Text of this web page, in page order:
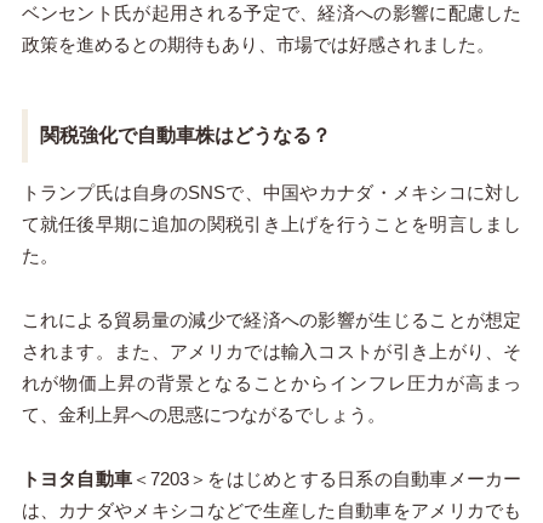
ベンセント氏が起用される予定で、経済への影響に配慮した
政策を進めるとの期待もあり、市場では好感されました。
関税強化で自動車株はどうなる？
トランプ氏は自身のSNSで、中国やカナダ・メキシコに対し
て就任後早期に追加の関税引き上げを行うことを明言しまし
た。
これによる貿易量の減少で経済への影響が生じることが想定
されます。また、アメリカでは輸入コストが引き上がり、そ
れが物価上昇の背景となることからインフレ圧力が高まっ
て、金利上昇への思惑につながるでしょう。
トヨタ自動車 ＜7203＞をはじめとする日系の自動車メーカー
は、カナダやメキシコなどで生産した自動車をアメリカでも